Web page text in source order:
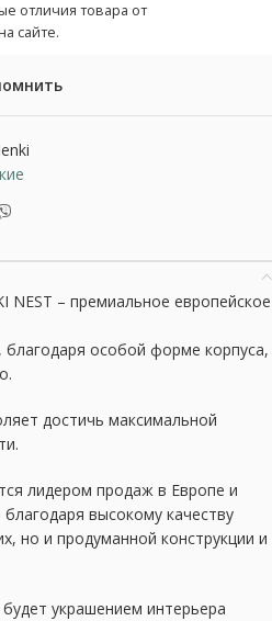
отличия товара от
сайте.
NEST – премиальное европейское
особой форме корпуса,
достичь максимальной
лидером продаж в Европе и
высокому качеству
но и продуманной конструкции и
украшением интерьера